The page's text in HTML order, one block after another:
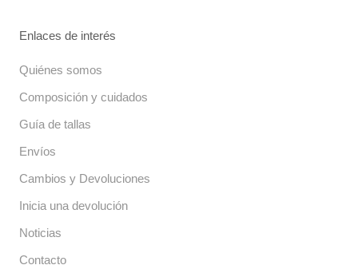
Enlaces de interés
Quiénes somos
Composición y cuidados
Guía de tallas
Envíos
Cambios y Devoluciones
Inicia una devolución
Noticias
Contacto